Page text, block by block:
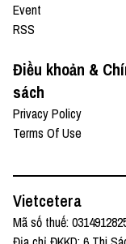
Event
RSS
Điều khoản &
sách
Privacy Policy
Terms Of Use
Vietcetera
Mã số thuế: